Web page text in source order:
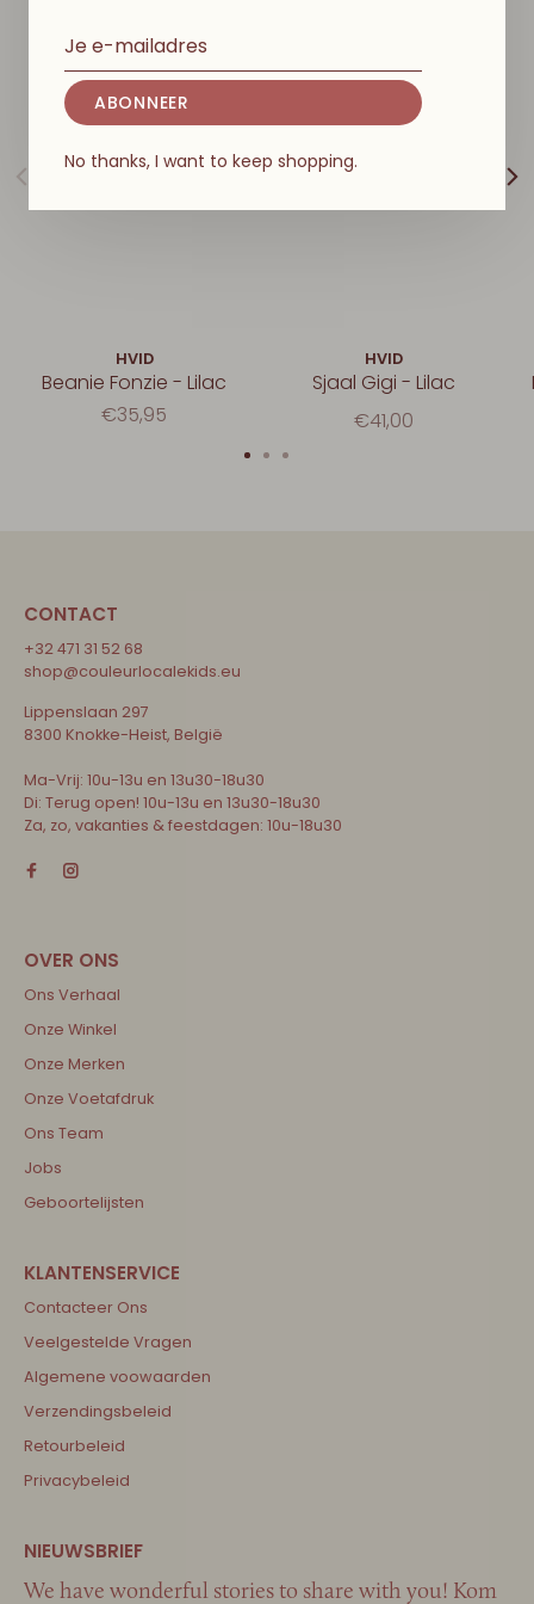
HVID
Beanie Fonzie - Lilac
€35,95
HVID
Sjaal Gigi - Lilac
€41,00
CONTACT
+32 471 31 52 68
shop@couleurlocalekids.eu
Lippenslaan 297
8300 Knokke-Heist, België
Ma-Vrij: 10u-13u en 13u30-18u30
Di: Terug open! 10u-13u en 13u30-18u30
Za, zo, vakanties & feestdagen: 10u-18u30
Ons Verhaal
Onze Winkel
Onze Merken
Onze Voetafdruk
Ons Team
Jobs
Geboortelijsten
Contacteer Ons
Veelgestelde Vragen
Algemene voowaarden
Verzendingsbeleid
Retourbeleid
Privacybeleid
We have wonderful stories to share with you! Kom
ABONNEER
No thanks, I want to keep shopping.